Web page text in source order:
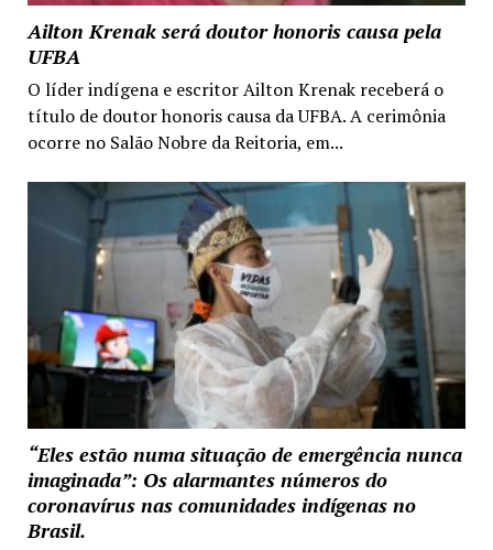
Ailton Krenak será doutor honoris causa pela
UFBA
O líder indígena e escritor Ailton Krenak receberá o
título de doutor honoris causa da UFBA. A cerimônia
ocorre no Salão Nobre da Reitoria, em...
“Eles estão numa situação de emergência nunca
imaginada”: Os alarmantes números do
coronavírus nas comunidades indígenas no
Brasil.